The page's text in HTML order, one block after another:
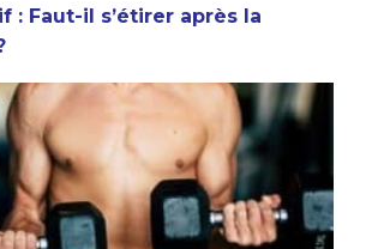
: Faut-il s’étirer après la
arrête la croissance ?